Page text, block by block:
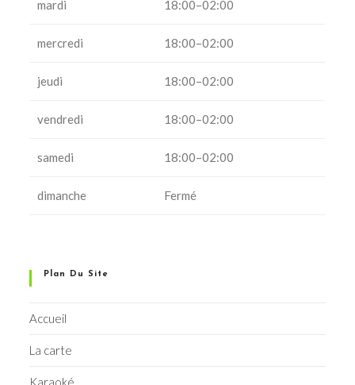
mardi 18:00–02:00
mercredi 18:00–02:00
jeudi 18:00–02:00
vendredi 18:00–02:00
samedi 18:00–02:00
dimanche Fermé
Plan Du Site
Accueil
La carte
Karaoké